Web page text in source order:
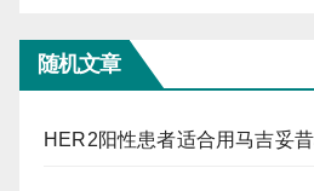
随机文章
HER2阳性患者适合用马吉妥